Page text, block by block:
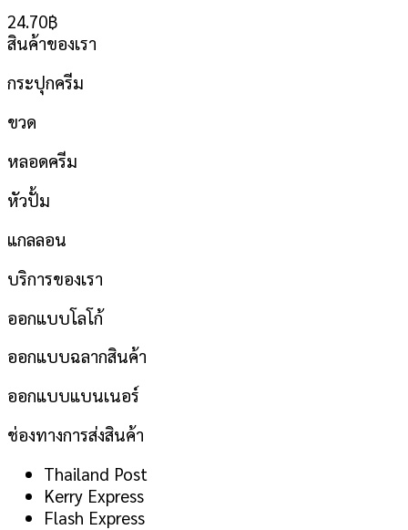
24.70฿
สินค้าของเรา
กระปุกครีม
ขวด
หลอดครีม
หัวปั้ม
แกลลอน
บริการของเรา
ออกแบบโลโก้
ออกแบบฉลากสินค้า
ออกแบบแบนเนอร์
ช่องทางการส่งสินค้า
Thailand Post
Kerry Express
Flash Express